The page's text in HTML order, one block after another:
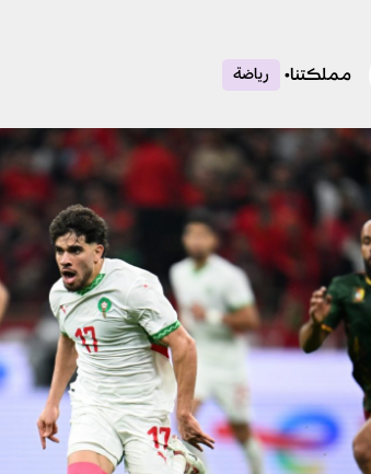
مملكتنا• رياضة